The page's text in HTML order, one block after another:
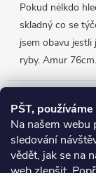
PŠT,
Na našem webu
sledování
vědět, jak se na
Pokud nėlkdo
skladný co se
jsem obavu
ryby. Amur
Přijímáme